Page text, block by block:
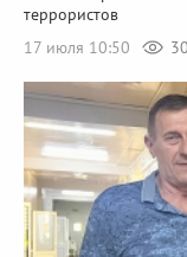
террористов
17 июля 10:50